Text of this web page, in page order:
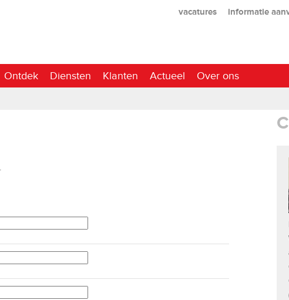
vacatures informatie
Ontdek Diensten Klanten Actueel Over ons